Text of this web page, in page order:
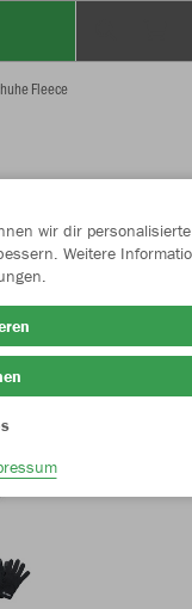
Fleece
wir dir personalisierte
Weitere